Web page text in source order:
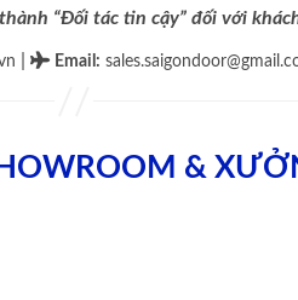
“Đối tác tin cậy” đối với
Email :
&